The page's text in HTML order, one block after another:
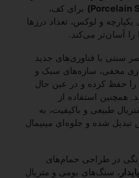
برای کف،
یکپارچه و لوکس، تعداد درزها
آسان‌تر می‌کند.
سنتی با فناوری‌های جدید
مخفی، سازه‌های سبک و
را حفظ کرده و در عین حال
همچنین استفاده از
طبیعی و باکیفیت، به
شده و جلوه‌ای مینیمال
در طراحی حمام‌های
، سنگ‌های بومی و متریال